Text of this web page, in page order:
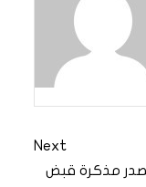
Next
يصدر مذكرة قبض